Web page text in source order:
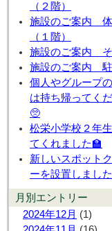
（２階）
施設のご案内
（１階）
施設のご案内
施設のご案内
個人やグループ
は持ち帰ってく
🥺
松栄小学校２年
てくれました🏫
新しいスポット
ーを設置しました
月別エントリー
2024年12月 (1)